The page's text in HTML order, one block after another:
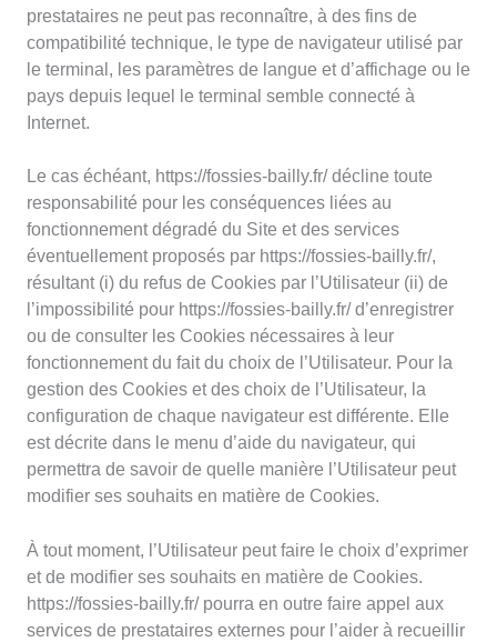
prestataires ne peut pas reconnaître, à des fins de
compatibilité technique, le type de navigateur utilisé par
le terminal, les paramètres de langue et d’affichage ou le
pays depuis lequel le terminal semble connecté à
Internet.
Le cas échéant, https://fossies-bailly.fr/ décline toute
responsabilité pour les conséquences liées au
fonctionnement dégradé du Site et des services
éventuellement proposés par https://fossies-bailly.fr/,
résultant (i) du refus de Cookies par l’Utilisateur (ii) de
l’impossibilité pour https://fossies-bailly.fr/ d’enregistrer
ou de consulter les Cookies nécessaires à leur
fonctionnement du fait du choix de l’Utilisateur. Pour la
gestion des Cookies et des choix de l’Utilisateur, la
configuration de chaque navigateur est différente. Elle
est décrite dans le menu d’aide du navigateur, qui
permettra de savoir de quelle manière l’Utilisateur peut
modifier ses souhaits en matière de Cookies.
À tout moment, l’Utilisateur peut faire le choix d’exprimer
et de modifier ses souhaits en matière de Cookies.
https://fossies-bailly.fr/ pourra en outre faire appel aux
services de prestataires externes pour l’aider à recueillir